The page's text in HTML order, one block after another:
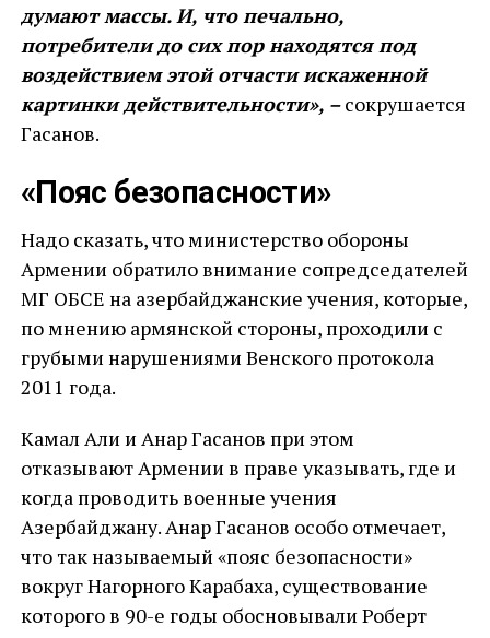
думают массы. И, что печально,
потребители до сих пор находятся под
воздействием этой отчасти искаженной
картинки действительности», –сокрушается
Гасанов.
«Пояс безопасности»
Надо сказать, что министерство обороны
Армении обратило внимание сопредседателей
МГ ОБСЕ на азербайджанские учения, которые,
по мнению армянской стороны, проходили с
грубыми нарушениями Венского протокола
2011 года.
Камал Али и Анар Гасанов при этом
отказывают Армении в праве указывать, где и
когда проводить военные учения
Азербайджану. Анар Гасанов особо отмечает,
что так называемый «пояс безопасности»
вокруг Нагорного Карабаха, существование
которого в 90-е годы обосновывали Роберт